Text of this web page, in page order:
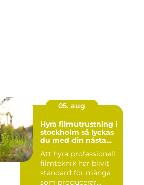
05. aug
Hyra filmutrustning i
stockholm så lyckas
du med din nästa
Att hyra professionell
filmteknik har blivit
standard för många
som producerar